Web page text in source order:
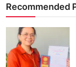
Recommended